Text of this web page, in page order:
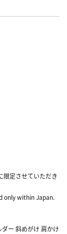
限定させていただき
only within Japan.
ー 斜めがけ 肩かけ